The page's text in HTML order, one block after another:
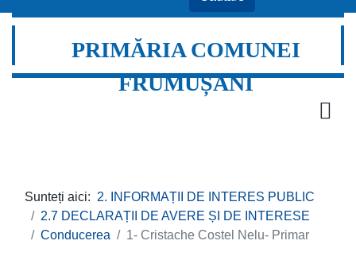
PRIMĂRIA COMUNEI
FRUMUȘANI
Sunteți aici: 2. INFORMAȚII DE INTERES PUBLIC
2.7 DECLARAȚII DE AVERE ȘI DE INTERESE
Conducerea
1- Cristache Costel Nelu- Primar